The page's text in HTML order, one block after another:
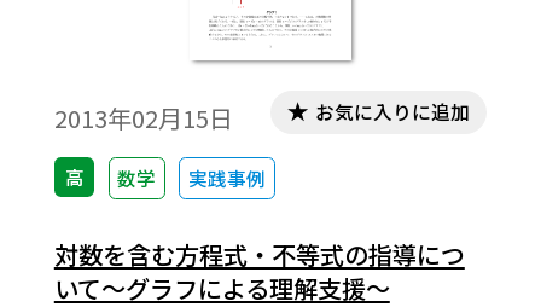
2013年02月15日
高 数学 実践事例
お気に入りに追加
対数を含む方程式・不等式の指導につ
いて～グラフによる理解支援～